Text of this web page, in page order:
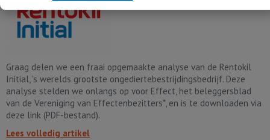
Graag delen we een fraai opgemaakte analyse van de Rentokil
Initial, 's werelds grootste ongediertebestrijdingsbedrijf. Deze
analyse stelden we onlangs op voor Effect, het beleggersblad
van de Vereniging van Effectenbezitters*, en is te downloaden via
deze link (PDF-bestand).
Lees volledig artikel